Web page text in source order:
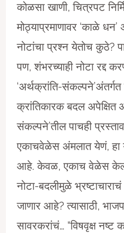
कोळसा खाणी, चित्रपट
मोठ्याप्रमाणावर ‘काळे
नोटांचा प्रश्न येतोच कुठे?
पण, शंभरच्याही नोटा रद्द
‘अर्थक्रांति-
क्रांतिकारक बदल अपेक्षित
संकल्पने’तील पाचही
एकाचवेळेस अंमलात येणं, हा
आहे. केवळ, एकाच वेळेस
नोटा-बदलीमुळे
जाणार आहे? त्यासाठी,
सावरकरांचं… “विषवृक्ष नष्ट